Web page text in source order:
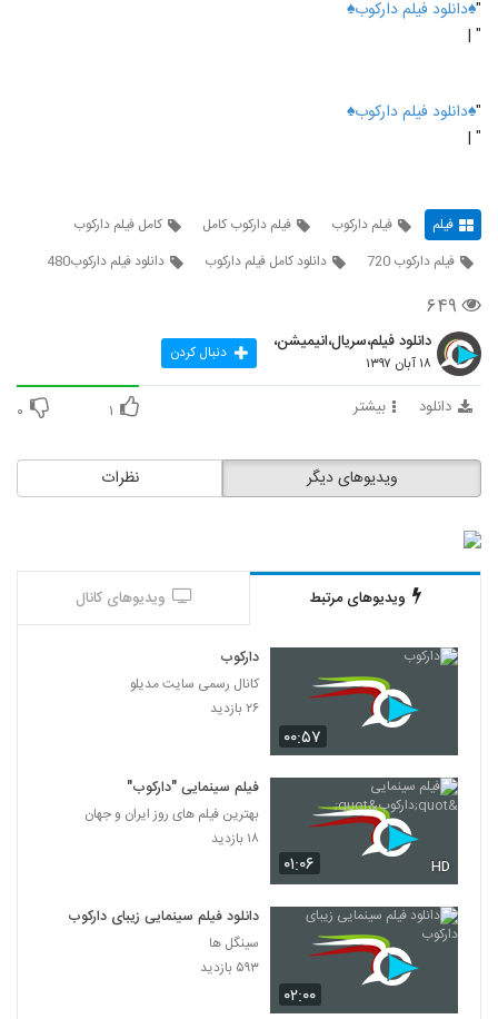
"♠دانلود فیلم دارکوب♠
" |
"♠دانلود فیلم دارکوب♠
" |
فیلم فیلم دارکوب فیلم دارکوب کامل
کامل فیلم دارکوب
فیلم دارکوب 720
دانلود کامل فیلم دارکوب دانلود فیلم دارکوب480
۶۴۹
دانلود فیلم،سریال،انیمیشن،
۱۸ آبان ۱۳۹۷ دنبال کردن
دانلود بیشتر ۱ ۰
نظرات ویدیوهای دیگر
ویدیوهای مرتبط ویدیوهای کانال
۰۰:۵۷
دارکوب
کانال رسمی سایت مدیلو
۲۶ بازدید
۰۱:۰۶ HD
فیلم سینمایی "دارکوب"
بهترین فیلم های روز ایران و جهان
۱۸ بازدید
۰۲:۰۰
دانلود فیلم سینمایی زیبای دارکوب
سینگل ها
۵۹۳ بازدید